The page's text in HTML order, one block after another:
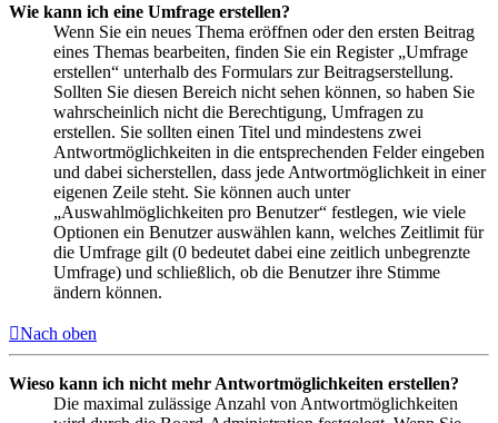
Wie kann ich eine Umfrage erstellen?
Wenn Sie ein neues Thema eröffnen oder den ersten Beitrag
eines Themas bearbeiten, finden Sie ein Register „Umfrage
erstellen“ unterhalb des Formulars zur Beitragserstellung.
Sollten Sie diesen Bereich nicht sehen können, so haben Sie
wahrscheinlich nicht die Berechtigung, Umfragen zu
erstellen. Sie sollten einen Titel und mindestens zwei
Antwortmöglichkeiten in die entsprechenden Felder eingeben
und dabei sicherstellen, dass jede Antwortmöglichkeit in einer
eigenen Zeile steht. Sie können auch unter
„Auswahlmöglichkeiten pro Benutzer“ festlegen, wie viele
Optionen ein Benutzer auswählen kann, welches Zeitlimit für
die Umfrage gilt (0 bedeutet dabei eine zeitlich unbegrenzte
Umfrage) und schließlich, ob die Benutzer ihre Stimme
ändern können.
Nach oben
Wieso kann ich nicht mehr Antwortmöglichkeiten erstellen?
Die maximal zulässige Anzahl von Antwortmöglichkeiten